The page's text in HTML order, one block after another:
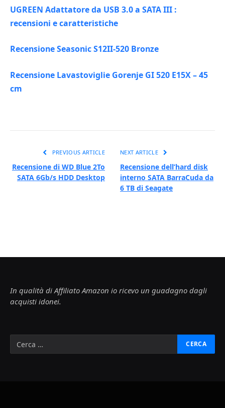
UGREEN Adattatore da USB 3.0 a SATA III :
recensioni e caratteristiche
Recensione Seasonic S12II-520 Bronze
Recensione Lavastoviglie Gorenje GI 520 E15X – 45
cm
PREVIOUS ARTICLE
Recensione di WD Blue 2To
SATA 6Gb/s HDD Desktop
NEXT ARTICLE
Recensione dell’hard disk
interno SATA BarraCuda da
6 TB di Seagate
In qualità di Affiliato Amazon io ricevo un guadagno dagli
acquisti idonei.